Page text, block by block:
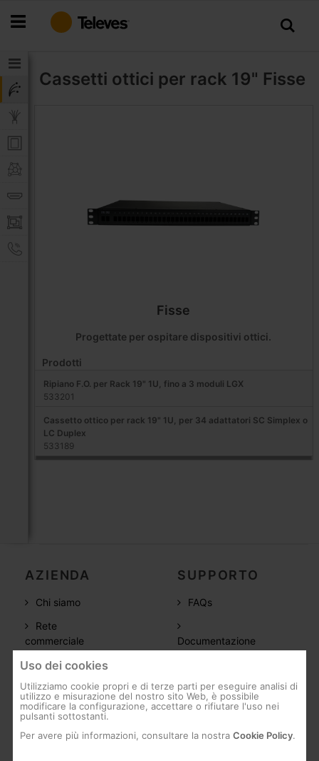
al
Cassetti ottici per rack 19" Fisse
Fisse
Progettate per ospitare dispositivi ottici.
Prodotti
Ripiano F.O. per Rack 19" 1U, fino a 3 moduli LGX
533201
Cassetto ottico per rack 19" 1U, per 34 adattatori SC Simplex o
LC Duplex
533189
AZIENDA
Chi siamo
Rete
commerciale
Case studies
Lavora per noi
CSR
Canale di
SUPPORTO
FAQs
Documentazione
Formazione
Postvendita
Uso dei cookies
Utilizziamo cookie propri e di terze parti per eseguire analisi di
utilizzo e misurazione del nostro sito Web, è possibile
modificare la configurazione, accettare o rifiutare l'uso nei
pulsanti sottostanti.
Per avere più informazioni, consultare la nostra Cookie Policy.